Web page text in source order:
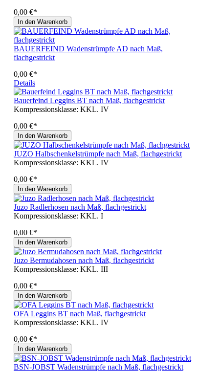
0,00 €*
In den Warenkorb
BAUERFEIND Wadenstrümpfe AD nach Maß,
flachgestrickt
0,00 €*
Details
Bauerfeind Leggins BT nach Maß, flachgestrickt
Kompressionsklasse: KKL. IV
0,00 €*
In den Warenkorb
JUZO Halbschenkelstrümpfe nach Maß, flachgestrickt
Kompressionsklasse: KKL. IV
0,00 €*
In den Warenkorb
Juzo Radlerhosen nach Maß, flachgestrickt
Kompressionsklasse: KKL. I
0,00 €*
In den Warenkorb
Juzo Bermudahosen nach Maß, flachgestrickt
Kompressionsklasse: KKL. III
0,00 €*
In den Warenkorb
OFA Leggins BT nach Maß, flachgestrickt
Kompressionsklasse: KKL. IV
0,00 €*
In den Warenkorb
BSN-JOBST Wadenstrümpfe nach Maß, flachgestrickt